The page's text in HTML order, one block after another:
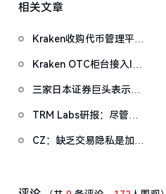
相关文章
Kraken收购代币管理平台
版图
Kraken OTC柜台接入ICE
入的加密平台
三家日本证券巨头表示考
TRM Labs研报：尽管遭
币网络活跃度不降反升
CZ：缺乏交易隐私是加密